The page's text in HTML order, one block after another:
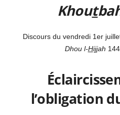
Khout
Discours du vendredi 1er
Dhou l-Hijjah
l’obligation